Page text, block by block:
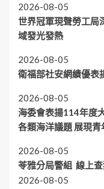
2026-08-05
世界冠軍現聲勞工局
域發光發熱
2026-08-05
衛福部社安網績優表
2026-08-05
海委會表揚114年度
各類海洋議題 展現青
2026-08-05
苓雅分局警組 線上
2026-08-05